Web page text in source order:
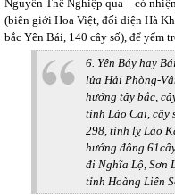
Nguyễn Thế Nghiệp qua—có
(biên giới Hoa Việt, đối diện Hà
bắc Yên Bái, 140 cây số), để yểm
6. Yên Báy hay
lửa Hải Phòng-
hướng tây bắc,
tỉnh Lào Cai, cây
298, tỉnh lỵ Lào
hướng đông
đi Nghĩa Lộ, Sơn
tỉnh Hoàng Liên